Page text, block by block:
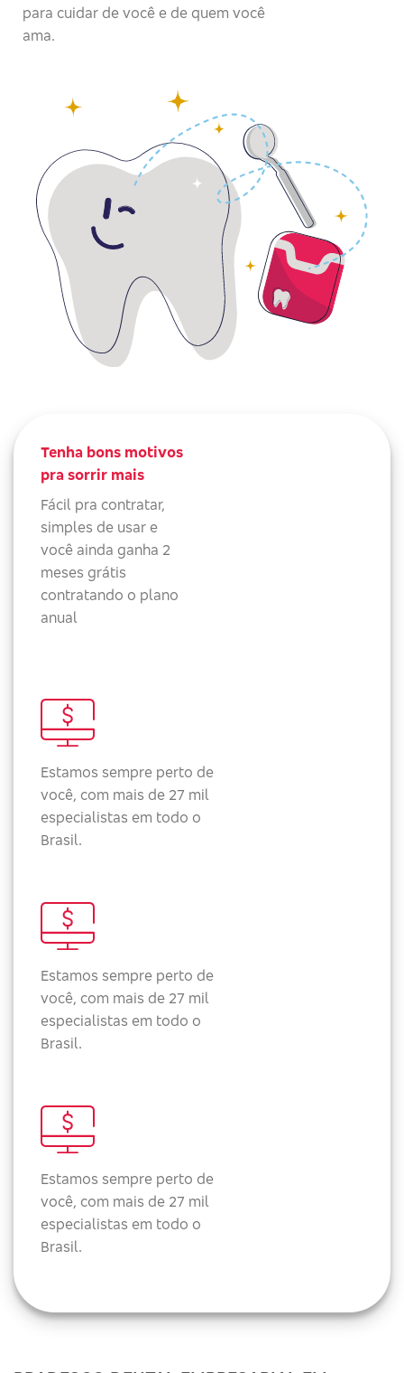
para cuidar de você e de quem você
ama.
Tenha bons motivos
pra sorrir mais
Fácil pra contratar,
simples de usar e
você ainda ganha 2
meses grátis
contratando o plano
anual
Estamos sempre perto de
você, com mais de 27 mil
especialistas em todo o
Brasil.
Estamos sempre perto de
você, com mais de 27 mil
especialistas em todo o
Brasil.
Estamos sempre perto de
você, com mais de 27 mil
especialistas em todo o
Brasil.